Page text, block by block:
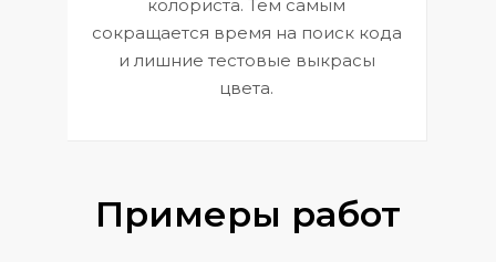
колориста. Тем самым
сокращается время на поиск кода
и лишние тестовые выкрасы
цвета.
Примеры работ